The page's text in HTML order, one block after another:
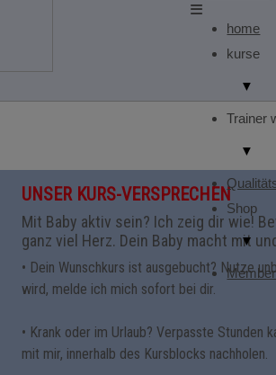
home
kurse
▼
Trainer
▼
Shop
▼
UNSER KURS-VERSPRECHEN
Mit Baby aktiv sein? Ich zeig dir wie!
ganz viel Herz. Dein Baby macht mit
• Dein Wunschkurs ist ausgebucht? Nutze
wird, melde ich mich sofort bei dir.
• Krank oder im Urlaub? Verpasste Stunden
mit mir, innerhalb des Kursblocks nachholen.